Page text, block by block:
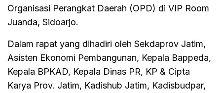
Organisasi Perangkat Daerah (OPD) di VIP Room
Juanda, Sidoarjo.
Dalam rapat yang dihadiri oleh Sekdaprov Jatim,
Asisten Ekonomi Pembangunan, Kepala Bappeda,
Kepala BPKAD, Kepala Dinas PR, KP & Cipta
Karya Prov. Jatim, Kadishub Jatim, Kadisbudpar,